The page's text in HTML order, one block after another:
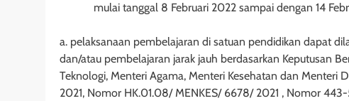
mulai tanggal 8 Februari 2022 sampai dengan 14
a. pelaksanaan pembelajaran di satuan pendidikan dapat
dan/atau pembelajaran jarak jauh berdasarkan Keputusan
Teknologi, Menteri Agama, Menteri Kesehatan dan Menteri
2021, Nomor HK.01.08/ MENKES/ 6678/ 2021 , Nomor